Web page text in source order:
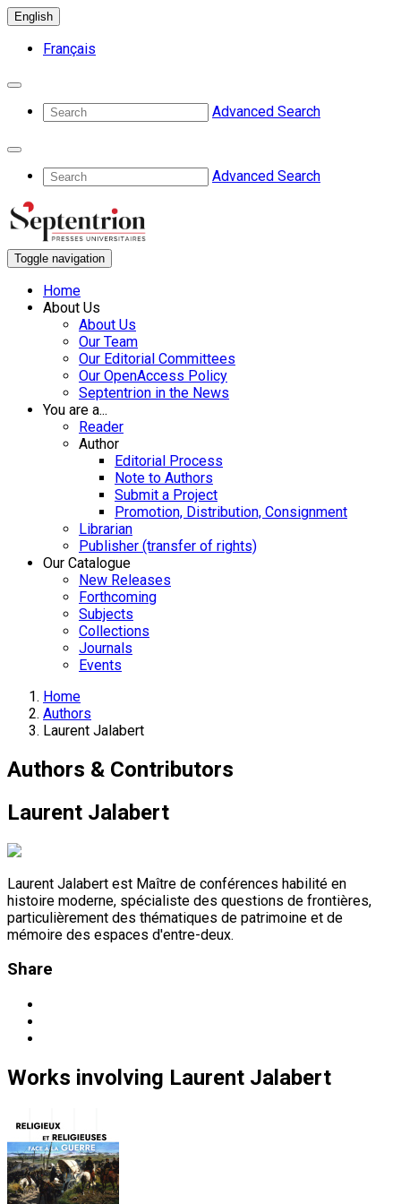
English
Français
Advanced Search
Advanced Search
Toggle navigation
Home
About Us
About Us
Our Team
Our Editorial Committees
Our OpenAccess Policy
Septentrion in the News
You are a...
Reader
Author
Editorial Process
Note to Authors
Submit a Project
Promotion, Distribution, Consignment
Librarian
Publisher (transfer of rights)
Our Catalogue
New Releases
Forthcoming
Subjects
Collections
Journals
Events
Home
Authors
Laurent Jalabert
Authors & Contributors
Laurent Jalabert
Laurent Jalabert est Maître de conférences habilité en
histoire moderne, spécialiste des questions de frontières,
particulièrement des thématiques de patrimoine et de
mémoire des espaces d'entre-deux.
Share
Works involving Laurent Jalabert